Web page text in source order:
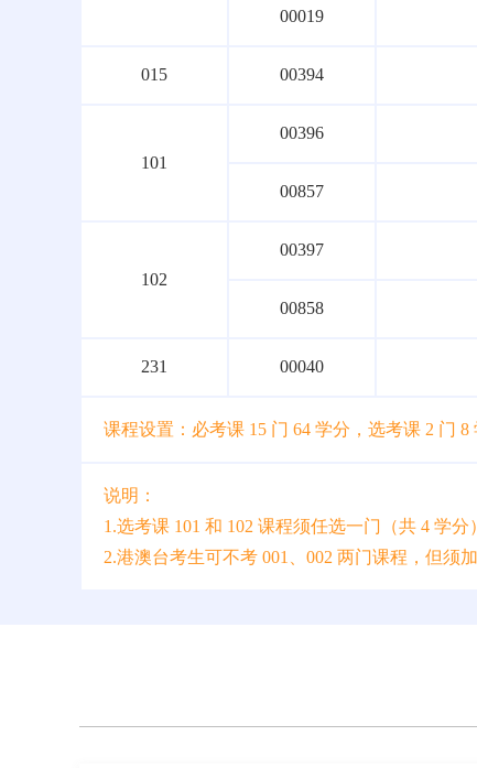
00019
015 00394
101
00396
00857
102
00397
00858
231 00040
课程设置：必考课 15 门 64 学分，选考课 2 门 8
说明：
1.选考课 101 和 102 课程须任选一门（共 4 学分
2.港澳台考生可不考 001、002 两门课程，但须加